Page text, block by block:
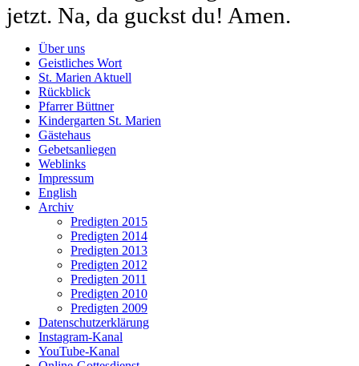
jetzt. Na, da guckst du! Amen.
Über uns
Geistliches Wort
St. Marien Aktuell
Rückblick
Pfarrer Büttner
Kindergarten St. Marien
Gästehaus
Gebetsanliegen
Weblinks
Impressum
English
Archiv
Predigten 2015
Predigten 2014
Predigten 2013
Predigten 2012
Predigten 2011
Predigten 2010
Predigten 2009
Datenschutzerklärung
Instagram-Kanal
YouTube-Kanal